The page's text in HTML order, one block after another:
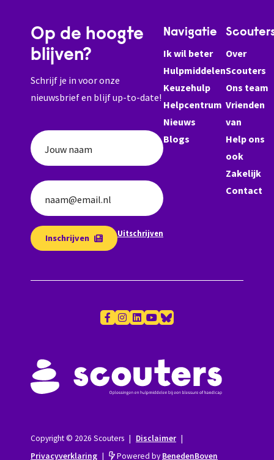
Op de hoogte
blijven?
Schrijf je in voor onze
nieuwsbrief en blijf up-to-date!
Jouw naam
naam@email.nl
Inschrijven Uitschrijven
Navigatie
Ik wil beter
Hulpmiddelen
Keuzehulp
Helpcentrum
Nieuws
Blogs
Over
Scouters
Ons team
Vrienden
van
Help ons
ook
Zakelijk
Contact
Copyright © 2026 Scouters | Disclaimer |
Privacyverklaring | Powered by BenedenBoven